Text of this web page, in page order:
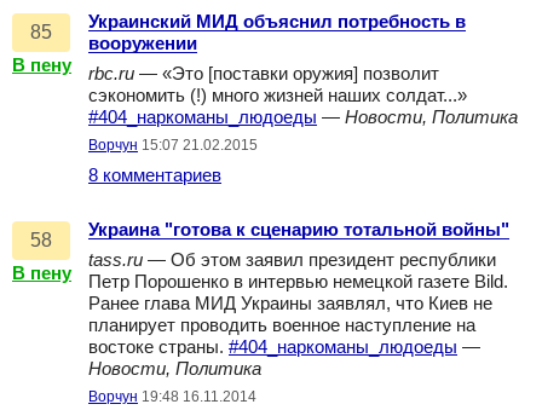
85
В пену
Украинский МИД объяснил потребность в
вооружении
rbc.ru — «Это [поставки оружия] позволит
сэкономить (!) много жизней наших солдат...»
#404_наркоманы_людоеды — Новости, Политика
Ворчун 15:07 21.02.2015
8 комментариев
58
В пену
Украина "готова к сценарию тотальной войны"
tass.ru — Об этом заявил президент республики
Петр Порошенко в интервью немецкой газете Bild.
Ранее глава МИД Украины заявлял, что Киев не
планирует проводить военное наступление на
востоке страны. #404_наркоманы_людоеды —
Новости, Политика
Ворчун 19:48 16.11.2014